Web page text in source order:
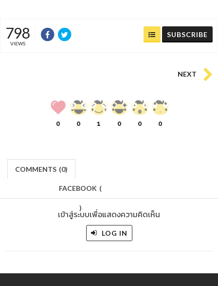
798
VIEWS
SUBSCRIBE
NEXT
0 0 1 0 0 0
COMMENTS (0)
FACEBOOK (
)
เข้าสู่ระบบเพื่อแสดงความคิดเห็น
LOG IN